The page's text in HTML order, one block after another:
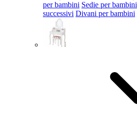
per bambini Sedie per bambini
successivi Divani per bambini